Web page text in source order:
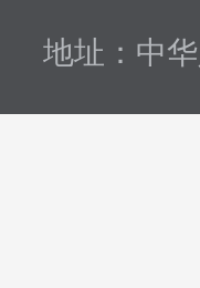
地址：中